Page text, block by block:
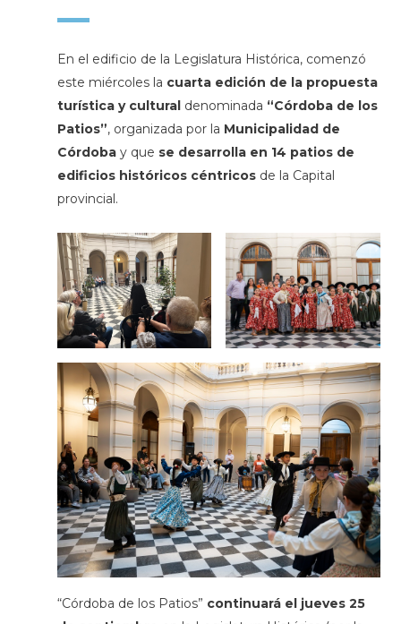
En el edificio de la Legislatura Histórica, comenzó
este miércoles la cuarta edición de la propuesta
turística y cultural denominada “Córdoba de los
Patios”, organizada por la Municipalidad de
Córdobay que se desarrolla en 14 patios de
edificios históricos céntricosde la Capital
provincial.
“Córdoba de los Patios” continuará el jueves 25